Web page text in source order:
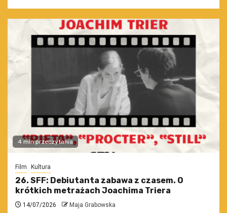
4 min przeczytania
Film Kultura
26. SFF: Debiutanta zabawa z czasem. O
krótkich metrażach Joachima Triera
14/07/2026 Maja Grabowska